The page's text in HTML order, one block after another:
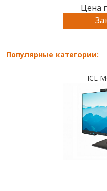
Цена
Популярные категории:
ICL